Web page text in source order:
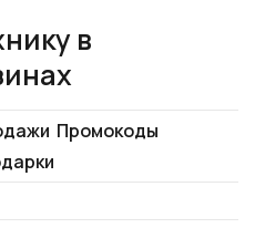
в
Промокоды